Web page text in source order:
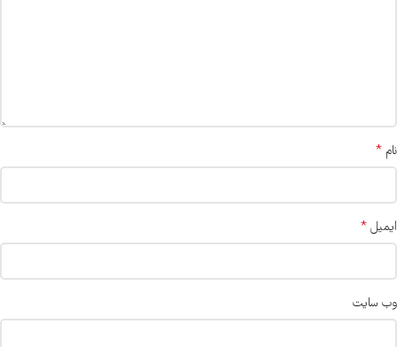
نام *
ایمیل *
وب‌ سایت